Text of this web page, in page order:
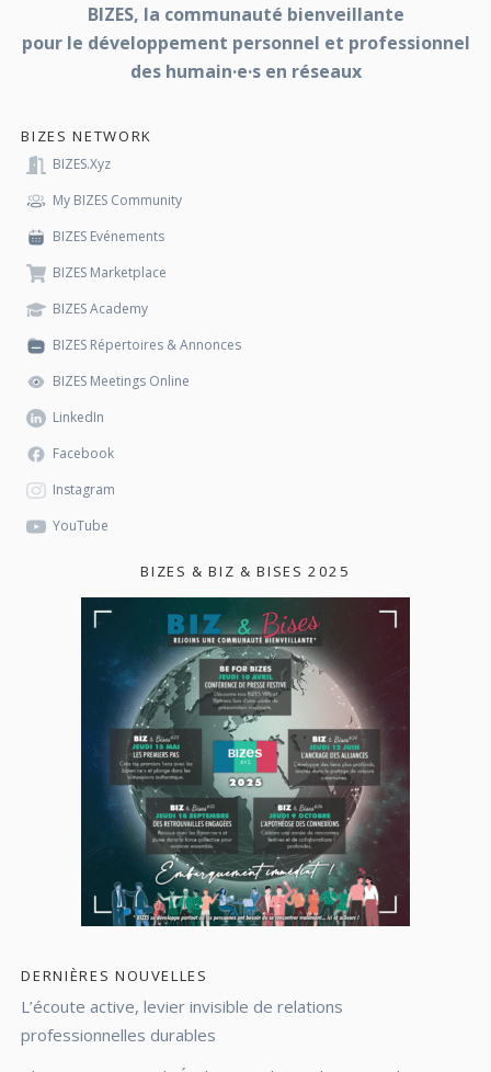
BIZES, la communauté bienveillante
pour le développement personnel et professionnel
des humain·e·s en réseaux
BIZES NETWORK
BIZES.xyz
My BIZES Community
BIZES Evénements
BIZES Marketplace
BIZES Academy
BIZES Répertoires & Annonces
BIZES Meetings Online
LinkedIn
Facebook
Instagram
YouTube
BIZES & BIZ & BISES 2025
DERNIÈRES NOUVELLES
L’écoute active, levier invisible de relations
professionnelles durables